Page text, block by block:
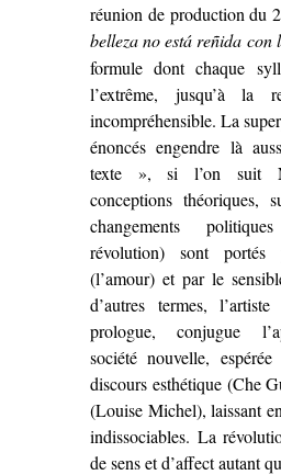
réunion de production du
belleza no está reñida con
formule dont chaque
l’extrême, jusqu’à la
incompréhensible. La
énoncés engendre là
texte », si l’on suit
conceptions théoriques,
changements
révolution) sont
(l’amour) et par le
d’autres termes,
prologue, conjugue
société nouvelle,
discours esthétique (Che
(Louise Michel), laissant
indissociables. La
de sens et d’affect autant